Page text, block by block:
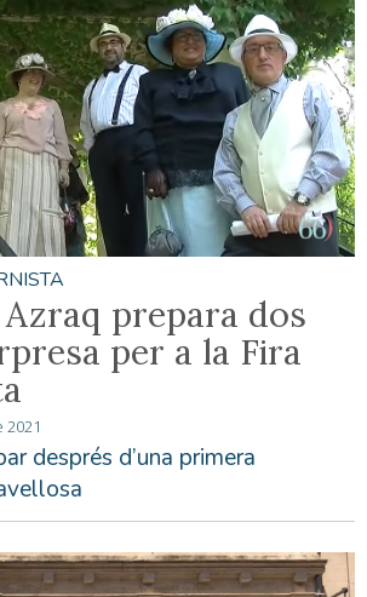
prepara dos
per a la Fira
2021
després d’una primera